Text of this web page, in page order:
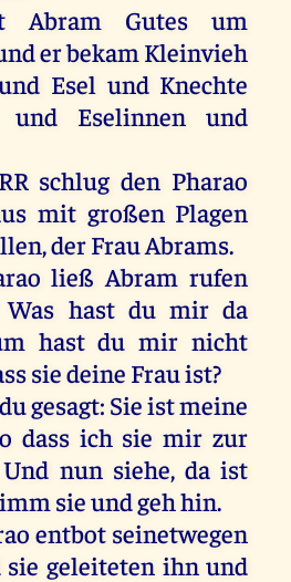
Abram Gutes
um
erbekam Kleinvieh
Esel und Knechte
und Eselinnen
und
schlug den Pharao
mit großen Plagen
,derFrauAbrams.
ließ Abram rufen
Was hast du mir da
hast du mir nicht
siedeine Frauist?
dugesagt: Sieistmeine
dass ich sie mir zur
Und nun siehe, da ist
sieundgehhin.
entbot seinetwegen
sie geleiteten ihn und